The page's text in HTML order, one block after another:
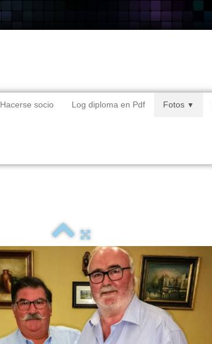
Hacerse socio Log diploma en Pdf Fotos ▼